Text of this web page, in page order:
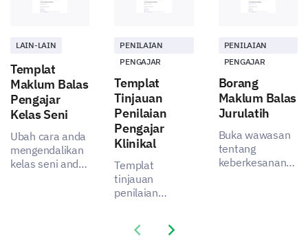
LAIN-LAIN
Templat
Maklum Balas
Pengajar
Kelas Seni
Ubah cara anda
mengendalikan
kelas seni anda
PENILAIAN
PENGAJAR
Templat
Tinjauan
Penilaian
Pengajar
Klinikal
Templat
tinjauan
penilaian
anda kaedah
PENILAIAN
PENGAJAR
Borang
Maklum Balas
Jurulatih
Buka wawasan
tentang
keberkesanan
Previous slide
Next slide